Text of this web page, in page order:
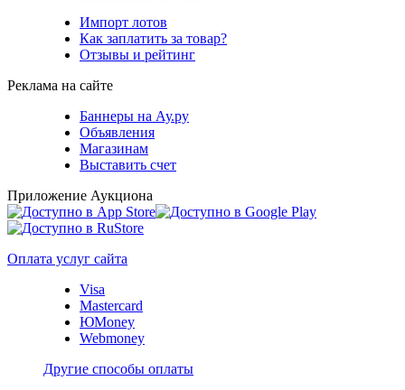
Импорт лотов
Как заплатить за товар?
Отзывы и рейтинг
Реклама на сайте
Баннеры на Ау.ру
Объявления
Магазинам
Выставить счет
Приложение Аукциона
Оплата услуг сайта
Visa
Mastercard
ЮMoney
Webmoney
Другие способы оплаты